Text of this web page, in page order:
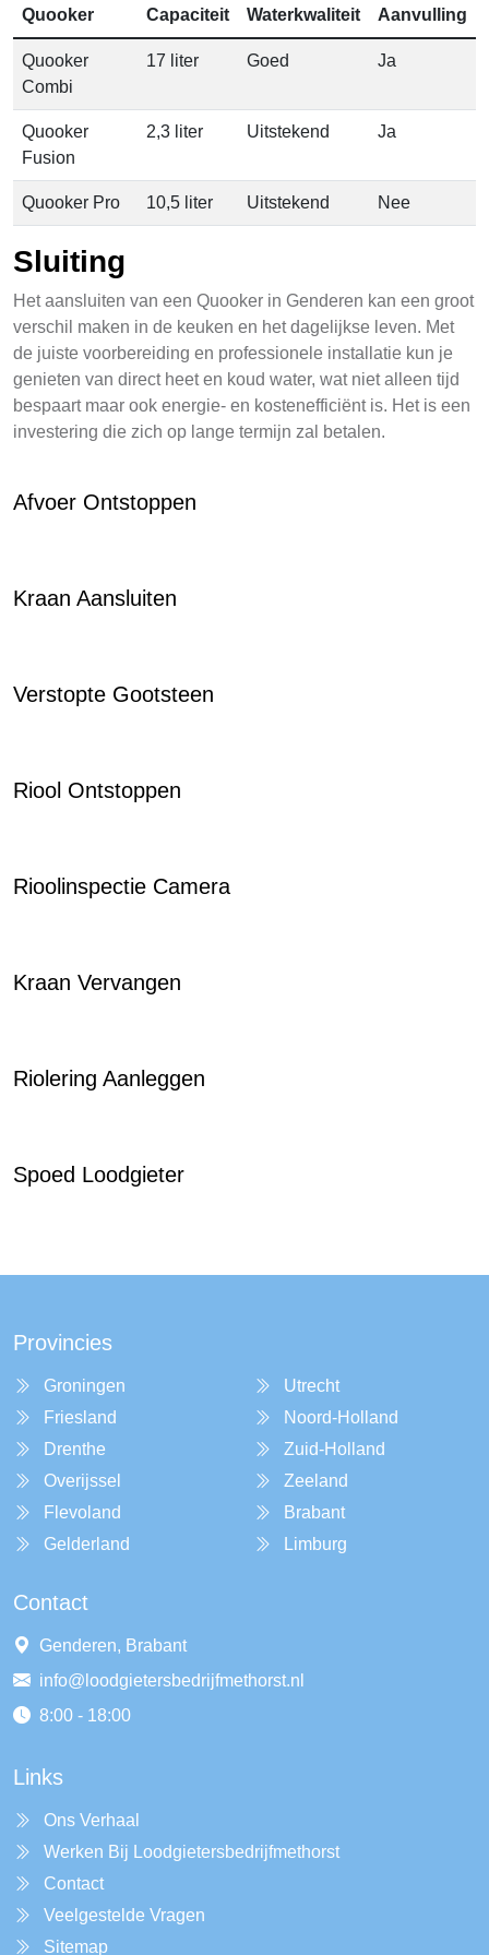
Quooker
Capaciteit Waterkwaliteit Aanvulling
Quooker
Combi
17 liter Goed Ja
Quooker
Fusion
2,3 liter Uitstekend Ja
Quooker Pro 10,5 liter Uitstekend Nee
Sluiting
Het aansluiten van een Quooker in Genderen kan een groot
verschil maken in de keuken en het dagelijkse leven. Met
de juiste voorbereiding en professionele installatie kun je
genieten van direct heet en koud water, wat niet alleen tijd
bespaart maar ook energie- en kostenefficiënt is. Het is een
investering die zich op lange termijn zal betalen.
Afvoer Ontstoppen
Kraan Aansluiten
Verstopte Gootsteen
Riool Ontstoppen
Rioolinspectie Camera
Kraan Vervangen
Riolering Aanleggen
Spoed Loodgieter
Provincies
Groningen
Friesland
Drenthe
Overijssel
Flevoland
Gelderland
Utrecht
Noord-Holland
Zuid-Holland
Zeeland
Brabant
Limburg
Contact
Genderen, Brabant
info@loodgietersbedrijfmethorst.nl
8:00 - 18:00
Links
Ons Verhaal
Werken Bij Loodgietersbedrijfmethorst
Contact
Veelgestelde Vragen
Sitemap